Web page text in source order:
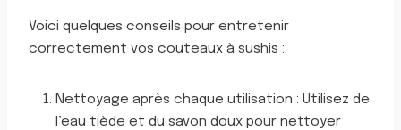
Voici quelques conseils pour entretenir
correctement vos couteaux à sushis :
Nettoyage après chaque utilisation : Utilisez de
l’eau tiède et du savon doux pour nettoyer